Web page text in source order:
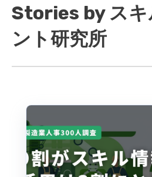
Stories by スキ
ント研究所